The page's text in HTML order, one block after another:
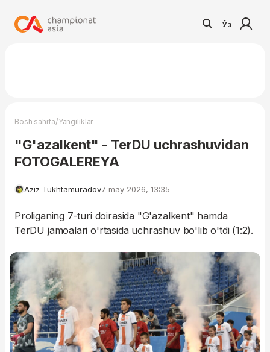
Ўз
Bosh sahifa/Yangiliklar
"G'azalkent" - TerDU uchrashuvidan
FOTOGALEREYA
Aziz Tukhtamuradov7 may 2026, 13:35
Proliganing 7-turi doirasida "G'azalkent" hamda
TerDU jamoalari o'rtasida uchrashuv bo'lib o'tdi (1:2).